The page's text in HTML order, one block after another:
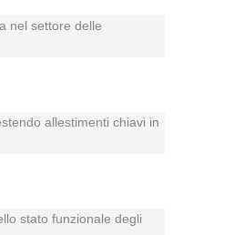
nel settore delle
allestimenti chiavi in
stato funzionale degli